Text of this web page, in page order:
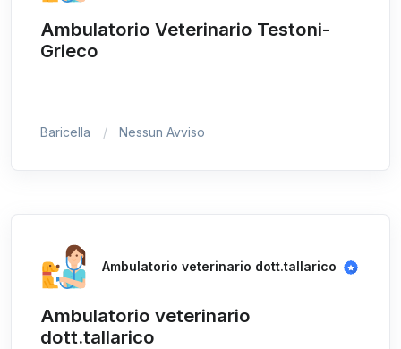
Ambulatorio Veterinario Testoni-
Grieco
Baricella Nessun Avviso
Ambulatorio veterinario dott.tallarico
Ambulatorio veterinario
dott.tallarico